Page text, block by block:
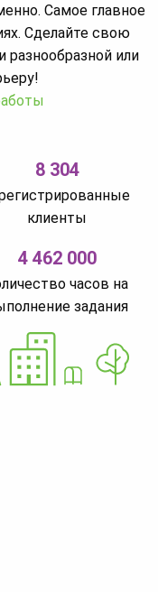
Самое главное
Сделайте свою
разнообразной или
8 304
клиенты
4 462 000
часов на
задания